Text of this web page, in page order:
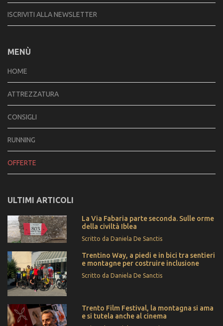
ISCRIVITI ALLA NEWSLETTER
MENÙ
HOME
ATTREZZATURA
CONSIGLI
RUNNING
OFFERTE
ULTIMI ARTICOLI
La Via Fabaria parte seconda. Sulle orme
della civiltà Iblea
Scritto da Daniela De Sanctis
Trentino Way, a piedi e in bici tra sentieri
e montagne per costruire inclusione
Scritto da Daniela De Sanctis
Trento Film Festival, la montagna si ama
e si tutela anche al cinema